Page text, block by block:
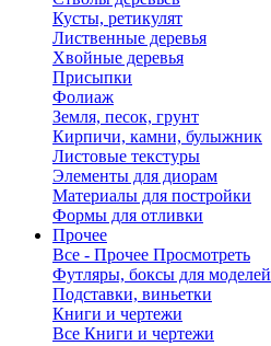
Кусты, ретикулят
Лиственные деревья
Хвойные деревья
Присыпки
Фолиаж
Земля, песок, грунт
Кирпичи, камни, булыжник
Листовые текстуры
Элементы для диорам
Материалы для постройки
Формы для отливки
Прочее
Все - Прочее Просмотреть
Футляры, боксы для моделей
Подставки, виньетки
Книги и чертежи
Все Книги и чертежи